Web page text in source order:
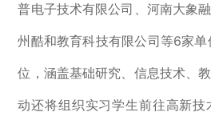
普电子技术有限公司、河南大象
州酷和教育科技有限公司等6家
位，涵盖基础研究、信息技术、
动还将组织实习学生前往高新